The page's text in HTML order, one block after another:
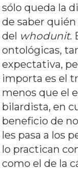
sólo queda la
de saber
del whodunit.
ontológicas,
expectativa,
importa es el
menos que el
bilardista, en
beneficio de
les pasa a los
lo practican
como el de la